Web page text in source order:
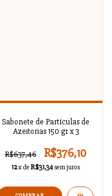
Sabonete de Partículas de
Azeitonas 150 gr x 3
R$637,46 R$376,10
12x de R$31,34 sem juros